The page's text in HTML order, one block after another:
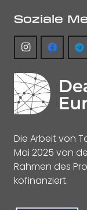
Soziale
Die Arbeit von
Mai 2025 von
Rahmen des
kofinanziert.